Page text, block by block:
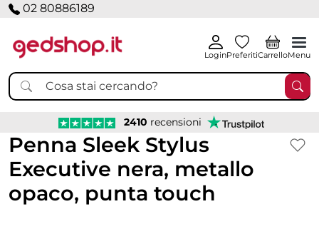
02 80886189
LoginPreferitiCarrelloMenu
2410 recensioni
Penna Sleek Stylus
Executive nera, metallo
opaco, punta touch